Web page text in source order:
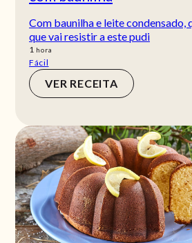
Com baunilha e leite condensado,
que vai resistir a este pudi
1 hora
hora
Fácil
VER RECEITA